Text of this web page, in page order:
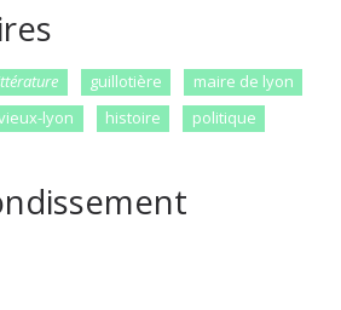
guillotière
maire de lyon
lyon histoire politique